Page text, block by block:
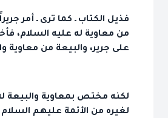
فذيل الكتاب ـ كما ترى ـ أمر
من معاوية له عليه السلام،
على جرير، والبيعة من معاوية
لكنه مختص بمعاوية والبيعة
لغيره من الأئمة عليهم السلام